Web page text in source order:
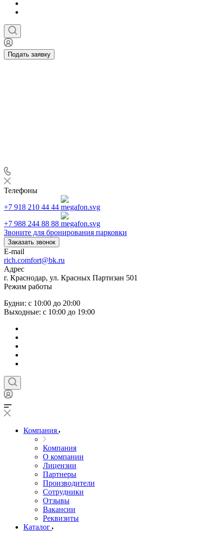
Подать заявку
Телефоны
+7 918 210 44 44
+7 988 244 88 88
Звоните для бронирования парковки
Заказать звонок
E-mail
rich.comfort@bk.ru
Адрес
г. Краснодар, ул. Красных Партизан 501
Режим работы
Будни: с 10:00 до 20:00
Выходные: с 10:00 до 19:00
Компания
Компания
О компании
Лицензии
Партнеры
Производители
Сотрудники
Отзывы
Вакансии
Реквизиты
Каталог